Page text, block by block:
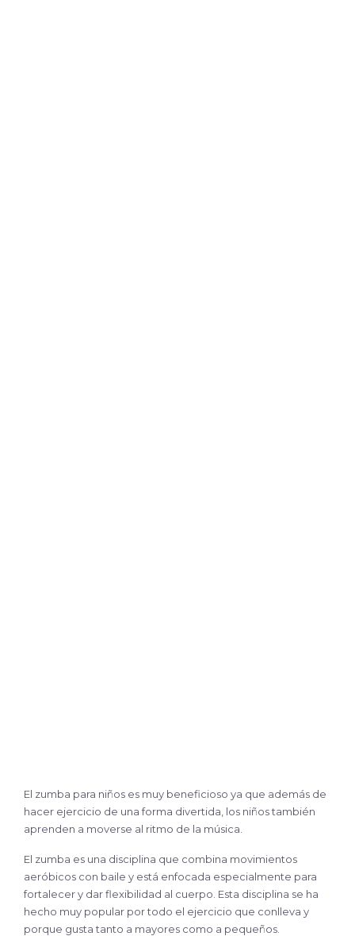
El zumba para niños es muy beneficioso ya que además de
hacer ejercicio de una forma divertida, los niños también
aprenden a moverse al ritmo de la música.
El zumba es una disciplina que combina movimientos
aeróbicos con baile y está enfocada especialmente para
fortalecer y dar flexibilidad al cuerpo. Esta disciplina se ha
hecho muy popular por todo el ejercicio que conlleva y
porque gusta tanto a mayores como a pequeños.